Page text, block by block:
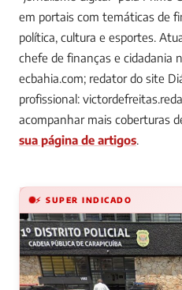
em Jornalismo", pela
Possuo também formação em
de "produção de conteúdo
pela Universidade Rock
"jornalismo digital" pela Prime
em portais com temáticas de
política, cultura e esportes.
profissional:
acompanhar mais coberturas
sua página de artigos.